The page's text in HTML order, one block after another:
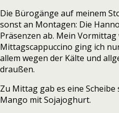
Die Bürogänge auf meinem
sonst an Montagen: Die
Präsenzen ab. Mein
Mittagscappuccino ging ich
allem wegen der Kälte und
draußen.
Zu Mittag gab es eine
Mango mit Sojajoghurt.